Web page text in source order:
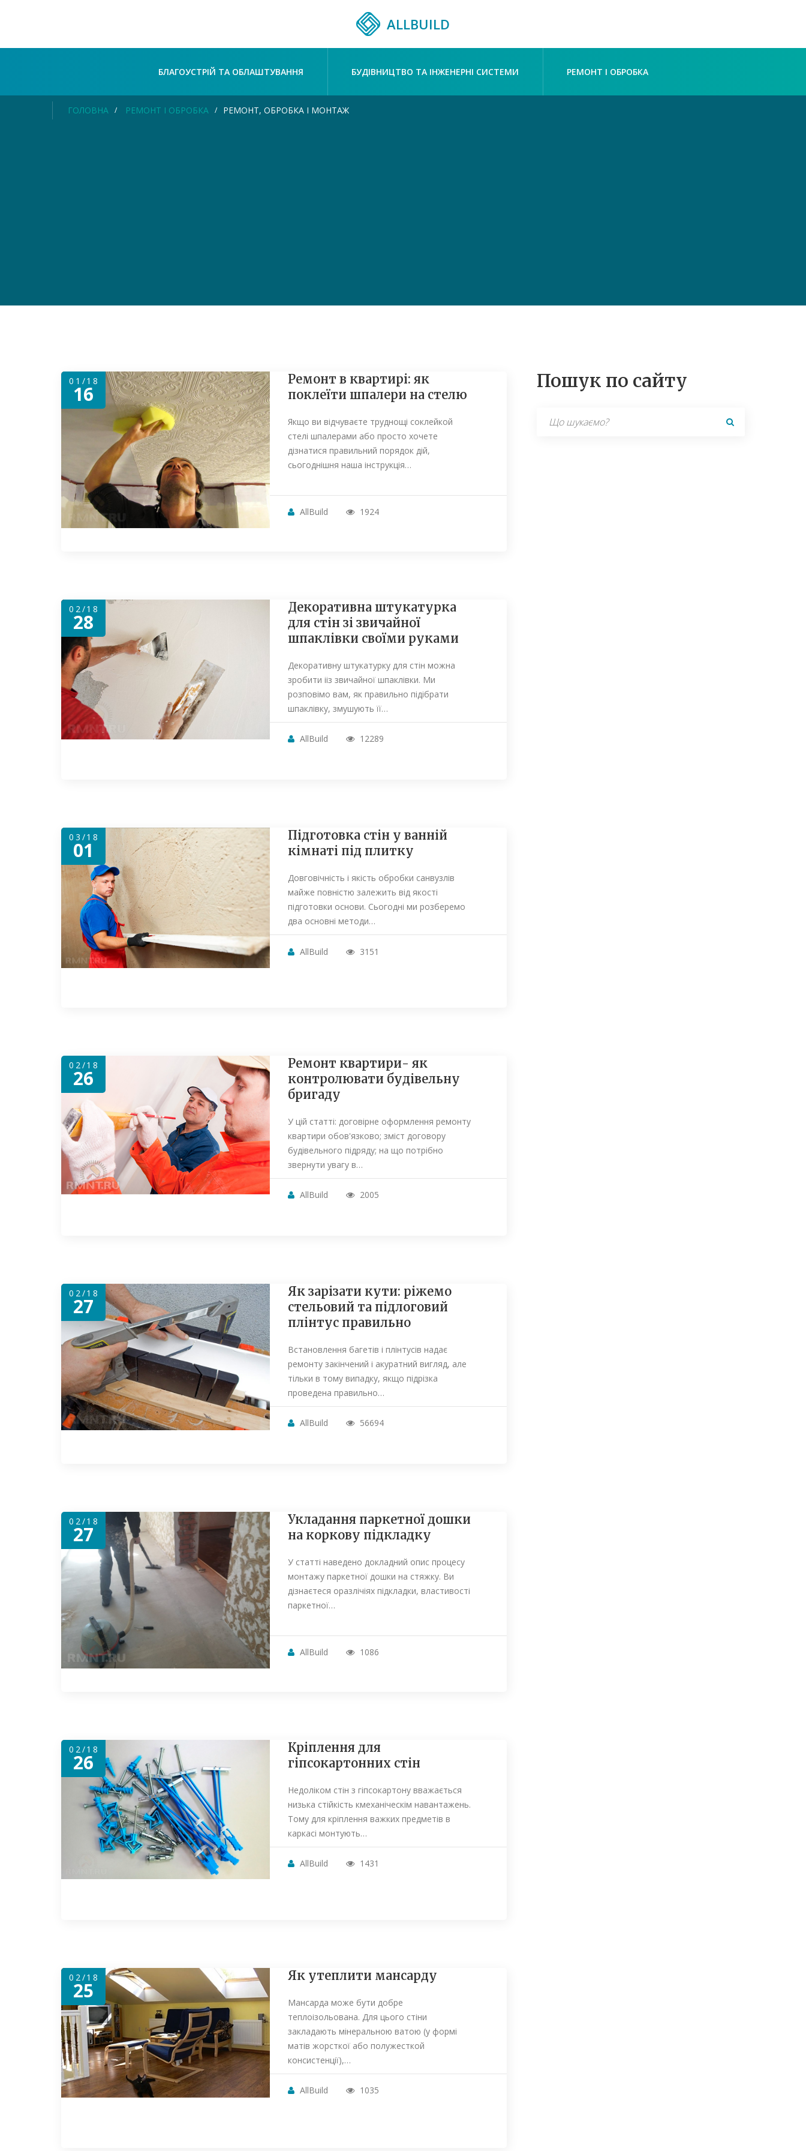
ALLBUILD
БЛАГОУСТРІЙ ТА ОБЛАШТУВАННЯ БУДІВНИЦТВО ТА ІНЖЕНЕРНІ СИСТЕМИ РЕМОНТ І ОБРОБКА
ГОЛОВНА РЕМОНТ І ОБРОБКА РЕМОНТ, ОБРОБКА І МОНТАЖ
01/18
16
Ремонт в квартирі: як
поклеїти шпалери на стелю
Якщо ви відчуваєте труднощі соклейкой
стелі шпалерами або просто хочете
дізнатися правильний порядок дій,
сьогоднішня наша інструкція…
AllBuild 1924
02/18
28
Декоративна штукатурка
для стін зі звичайної
шпаклівки своїми руками
Декоративну штукатурку для стін можна
зробити ііз звичайної шпаклівки. Ми
розповімо вам, як правильно підібрати
шпаклівку, змушують її…
AllBuild 12289
03/18
01
Підготовка стін у ванній
кімнаті під плитку
Довговічність і якість обробки санвузлів
майже повністю залежить від якості
підготовки основи. Сьогодні ми розберемо
два основні методи…
AllBuild 3151
02/18
26
Ремонт квартири- як
контролювати будівельну
бригаду
У цій статті: договірне оформлення ремонту
квартири обов'язково; зміст договору
будівельного підряду; на що потрібно
звернути увагу в…
AllBuild 2005
02/18
27
Як зарізати кути: ріжемо
стельовий та підлоговий
плінтус правильно
Встановлення багетів і плінтусів надає
ремонту закінчений і акуратний вигляд, але
тільки в тому випадку, якщо підрізка
проведена правильно…
AllBuild 56694
02/18
27
Укладання паркетної дошки
на коркову підкладку
У статті наведено докладний опис процесу
монтажу паркетної дошки на стяжку. Ви
дізнаєтеся оразлічіях підкладки, властивості
паркетної…
AllBuild 1086
02/18
26
Кріплення для
гіпсокартонних стін
Недоліком стін з гіпсокартону вважається
низька стійкість кмеханіческім навантажень.
Тому для кріплення важких предметів в
каркасі монтують…
AllBuild 1431
02/18
25
Як утеплити мансарду
Мансарда може бути добре
теплоізольована. Для цього стіни
закладають мінеральною ватою (у формі
матів жорсткої або полужесткой
консистенції),…
AllBuild 1035
Пошук по сайту
Search